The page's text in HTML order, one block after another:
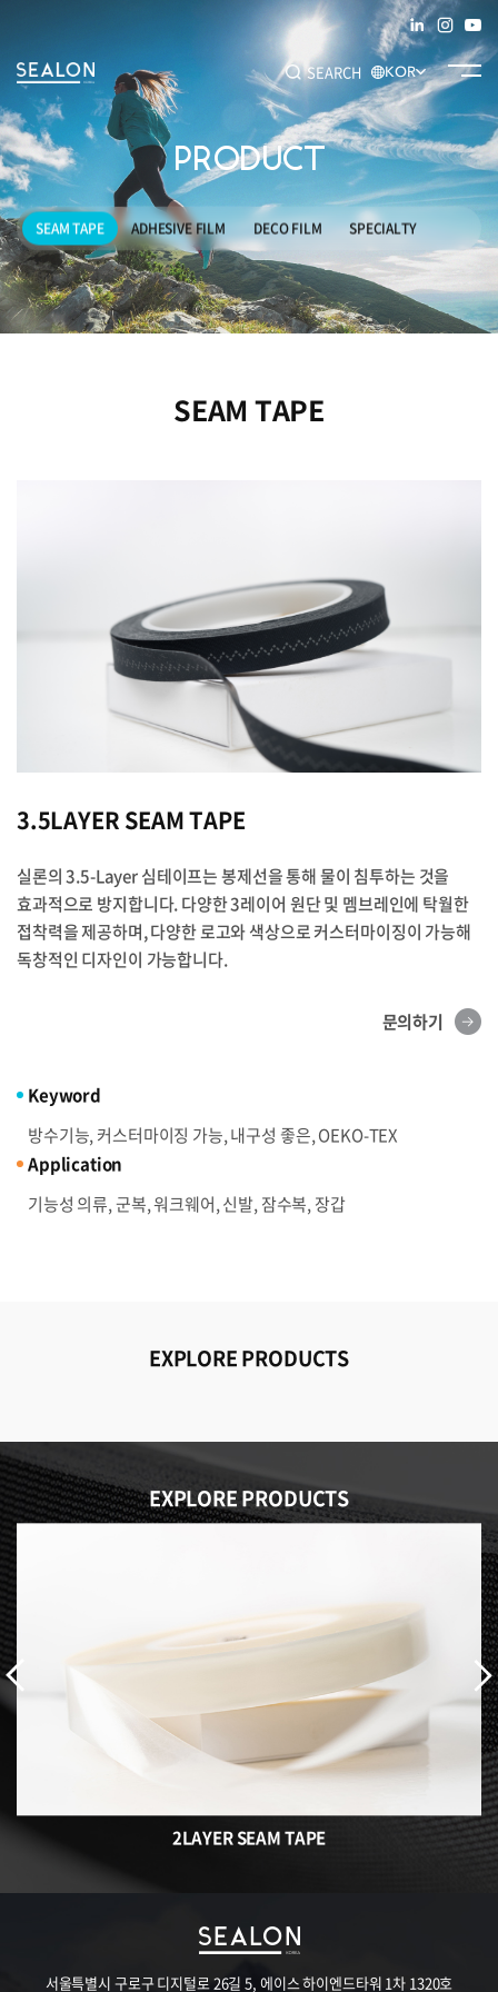
SEARCH
추천 키워드
#SEAM TAPE#ADHESIVE FILM#DECO FILM#SPECIALTY
KOR
PRODUCT
SEAM TAPE ADHESIVE FILM DECO FILM SPECIALTY
SEAM TAPE
3.5LAYER SEAM TAPE
실론의 3.5-Layer 심테이프는 봉제선을 통해 물이 침투하는 것을
효과적으로 방지합니다. 다양한 3레이어 원단 및 멤브레인에 탁월한
접착력을 제공하며, 다양한 로고와 색상으로 커스터마이징이 가능해
독창적인 디자인이 가능합니다.
문의하기
Keyword
방수기능, 커스터마이징 가능, 내구성 좋은, OEKO-TEX
Application
기능성 의류, 군복, 워크웨어, 신발, 잠수복, 장갑
EXPLORE PRODUCTS
EXPLORE PRODUCTS
2LAYER SEAM TAPE
서울특별시 구로구 디지털로 26길 5, 에이스 하이엔드타워 1차 1320호